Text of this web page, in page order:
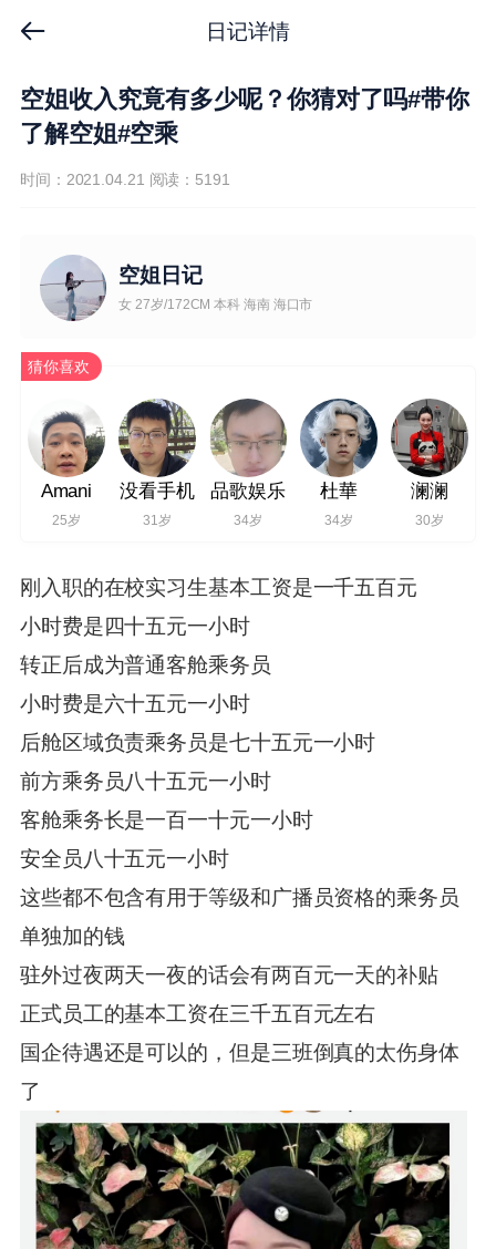
日记详情
空姐收入究竟有多少呢？你猜对了吗#带你
了解空姐#空乘
时间：2021.04.21 阅读：5191
空姐日记
女 27岁/172CM 本科 海南 海口市
猜你喜欢
Amani
25岁
没看手机
31岁
品歌娱乐
34岁
杜華
34岁
澜澜
30岁
刚入职的在校实习生基本工资是一千五百元
小时费是四十五元一小时
转正后成为普通客舱乘务员
小时费是六十五元一小时
后舱区域负责乘务员是七十五元一小时
前方乘务员八十五元一小时
客舱乘务长是一百一十元一小时
安全员八十五元一小时
这些都不包含有用于等级和广播员资格的乘务员
单独加的钱
驻外过夜两天一夜的话会有两百元一天的补贴
正式员工的基本工资在三千五百元左右
国企待遇还是可以的，但是三班倒真的太伤身体
了